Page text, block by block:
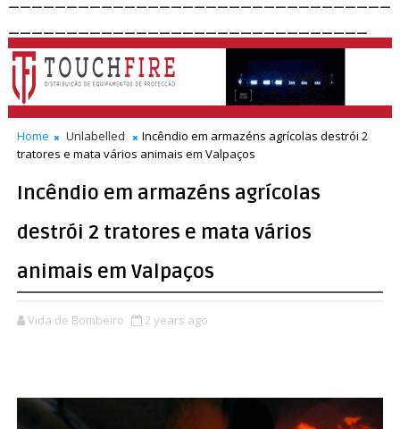
Home Unlabelled
Incêndio em armazéns agrícolas destrói 2
tratores e mata vários animais em Valpaços
Incêndio em armazéns agrícolas
destrói 2 tratores e mata vários
animais em Valpaços
Vida de Bombeiro 2 years ago